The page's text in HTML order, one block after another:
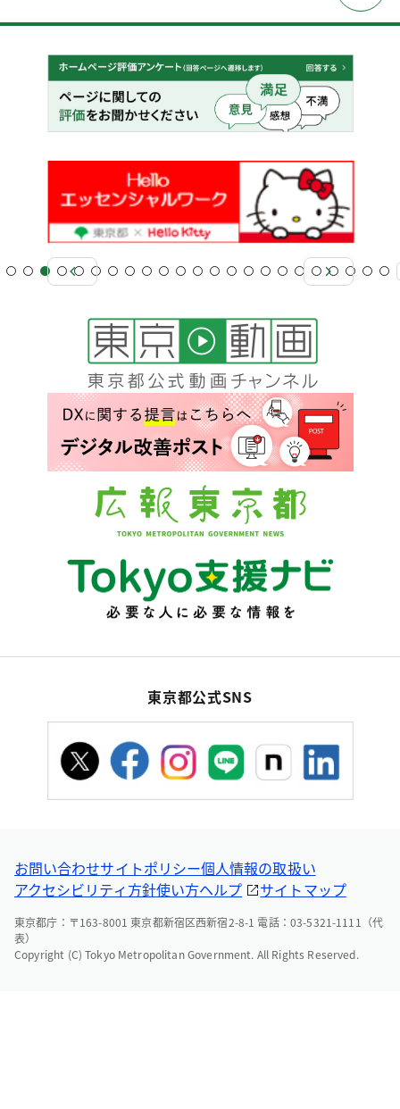
東京都公式SNS
お問い合わせサイトポリシー個人情報の取扱い
アクセシビリティ方針使い方ヘルプ サイトマップ
東京都庁：〒163-8001 東京都新宿区西新宿2-8-1 電話：03-5321-1111（代
表）
Copyright (C) Tokyo Metropolitan Government. All Rights Reserved.